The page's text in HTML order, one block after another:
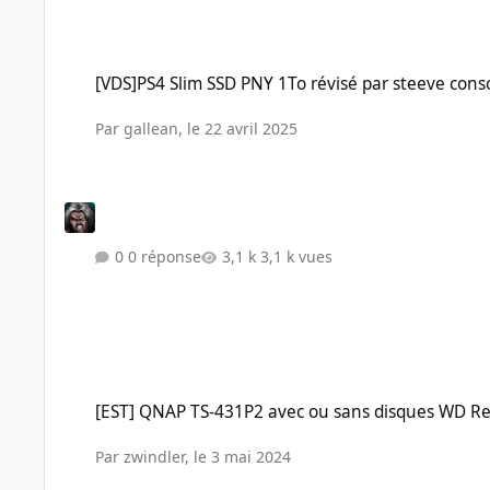
[VDS]PS4 Slim SSD PNY 1To révisé par steeve
Pargallean, le 22 avril 2025
0 réponse 3,1 k vues
[EST] QNAP TS-431P2 avec ou sans disques WD
Parzwindler, le 3 mai 2024